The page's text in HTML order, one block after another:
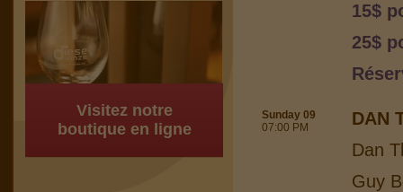
Visitez notre
boutique en ligne
15$
25$
Sunday 09
07:00 PM
DAN
Dan
Guy